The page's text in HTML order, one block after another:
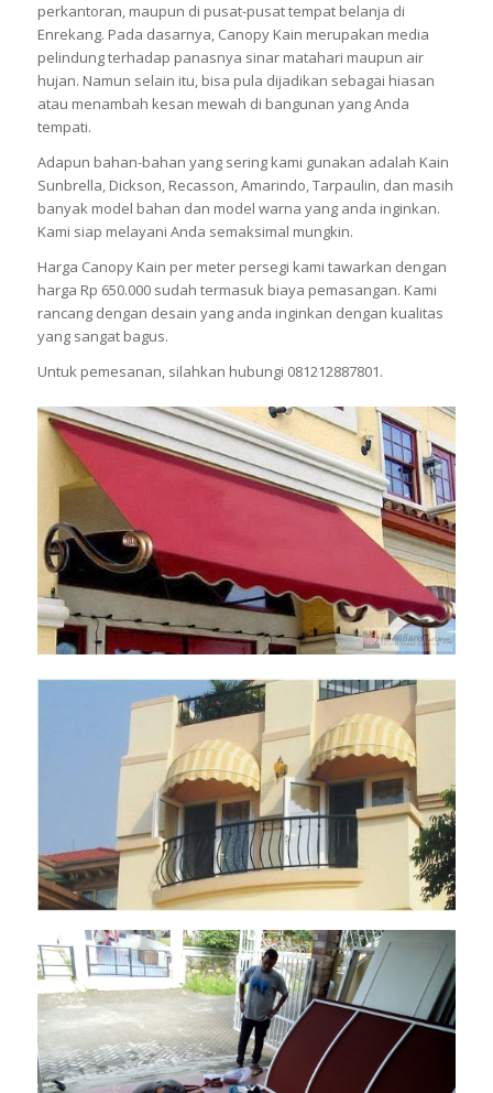
perkantoran, maupun di pusat-pusat tempat belanja di
Enrekang. Pada dasarnya, Canopy Kain merupakan media
pelindung terhadap panasnya sinar matahari maupun air
hujan. Namun selain itu, bisa pula dijadikan sebagai hiasan
atau menambah kesan mewah di bangunan yang Anda
tempati.
Adapun bahan-bahan yang sering kami gunakan adalah Kain
Sunbrella, Dickson, Recasson, Amarindo, Tarpaulin, dan masih
banyak model bahan dan model warna yang anda inginkan.
Kami siap melayani Anda semaksimal mungkin.
Harga Canopy Kain per meter persegi kami tawarkan dengan
harga Rp 650.000 sudah termasuk biaya pemasangan. Kami
rancang dengan desain yang anda inginkan dengan kualitas
yang sangat bagus.
Untuk pemesanan, silahkan hubungi 081212887801.